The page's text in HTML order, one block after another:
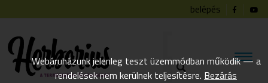
belépés
Webáruházunk jelenleg teszt üzemmódban működik — a
rendelések nem kerülnek teljesítésre. Bezárás